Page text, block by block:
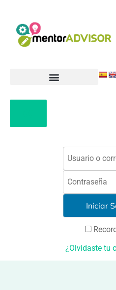
¿Olvidaste tu